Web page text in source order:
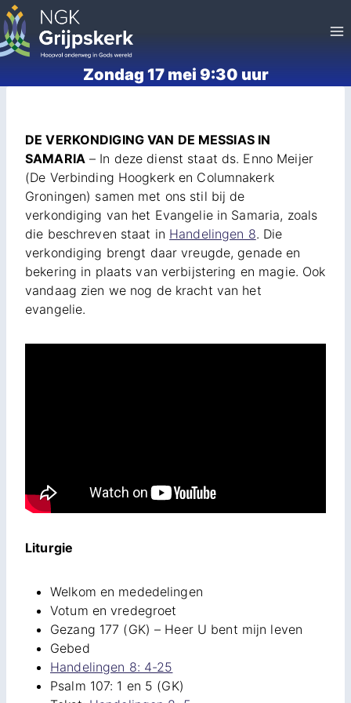
Doorgaan
naar
inhoud
Zondag 17 mei 9:30 uur
DE VERKONDIGING VAN DE MESSIAS IN
SAMARIA– In deze dienst staat ds. Enno Meijer
(De Verbinding Hoogkerk en Columnakerk
Groningen) samen met ons stil bij de
verkondiging van het Evangelie in Samaria, zoals
die beschreven staat in Handelingen 8. Die
verkondiging brengt daar vreugde, genade en
bekering in plaats van verbijstering en magie. Ook
vandaag zien we nog de kracht van het
evangelie.
Liturgie
Welkom en mededelingen
Votum en vredegroet
Gezang 177 (GK) – Heer U bent mijn leven
Gebed
Handelingen 8: 4-25
Psalm 107: 1 en 5 (GK)